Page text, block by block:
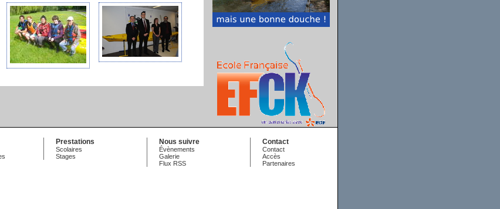
Prestations
Scolaires
Stages
Nous suivre
Évènements
Galerie
Flux RSS
Contact
Contact
Accès
Partenaires